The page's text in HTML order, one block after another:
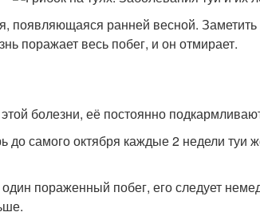
появляющаяся ранней весной.
поражает весь побег, и он отмирает.
болезни, её постоянно
до самого октября каждые 2 недели туи
пораженный побег, его следует